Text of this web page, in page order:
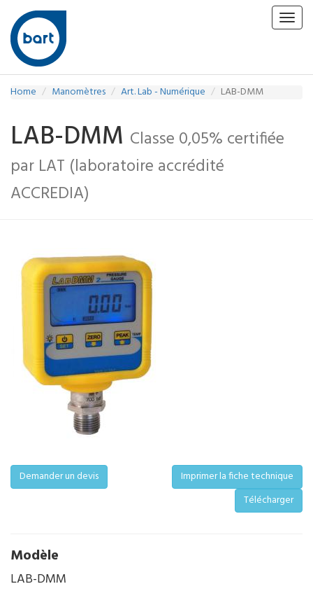
Home Manomètres Art. Lab - Numérique LAB-DMM
LAB-DMM Classe 0,05% certifiée
par LAT (laboratoire accrédité
ACCREDIA)
Demander un devis
Imprimer la fiche technique
Télécharger
Modèle
LAB-DMM